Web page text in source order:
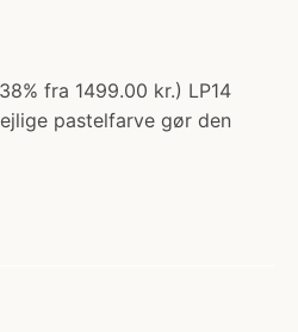
fra 1499.00 kr.) LP14
pastelfarve gør den